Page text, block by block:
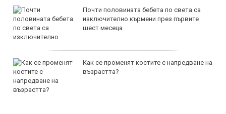
Почти половината бебета по света са
изключително кърмени през първите
шест месеца
Как се променят костите с напредване на
възрастта?